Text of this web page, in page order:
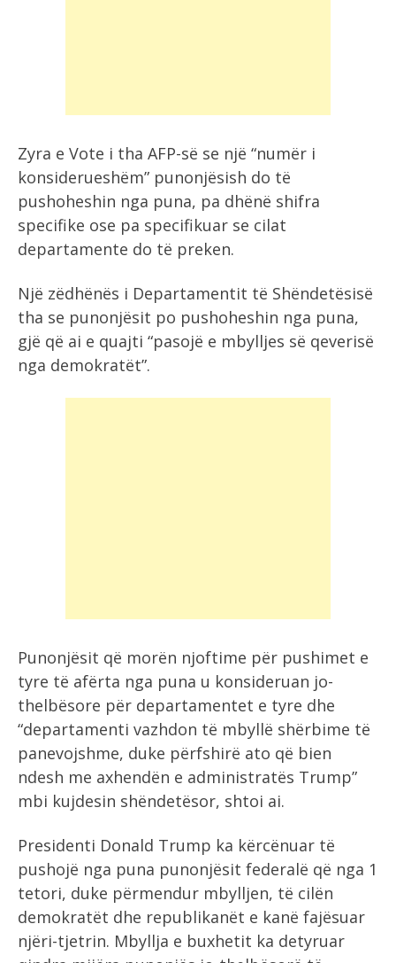
Zyra e Vote i tha AFP-së se një “numër i
konsiderueshëm” punonjësish do të
pushoheshin nga puna, pa dhënë shifra
specifike ose pa specifikuar se cilat
departamente do të preken.
Një zëdhënës i Departamentit të Shëndetësisë
tha se punonjësit po pushoheshin nga puna,
gjë që ai e quajti “pasojë e mbylljes së qeverisë
nga demokratët”.
Punonjësit që morën njoftime për pushimet e
tyre të afërta nga puna u konsideruan jo-
thelbësore për departamentet e tyre dhe
“departamenti vazhdon të mbyllë shërbime të
panevojshme, duke përfshirë ato që bien
ndesh me axhendën e administratës Trump”
mbi kujdesin shëndetësor, shtoi ai.
Presidenti Donald Trump ka kërcënuar të
pushojë nga puna punonjësit federalë që nga 1
tetori, duke përmendur mbylljen, të cilën
demokratët dhe republikanët e kanë fajësuar
njëri-tjetrin. Mbyllja e buxhetit ka detyruar